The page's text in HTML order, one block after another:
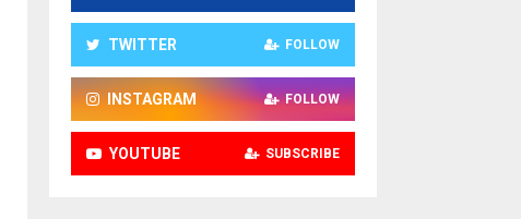
TWITTER FOLLOW
INSTAGRAM FOLLOW
YOUTUBE SUBSCRIBE